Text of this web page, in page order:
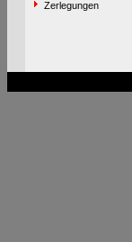
Zerlegungen